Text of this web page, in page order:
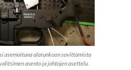
asemoituna alarunkoon sovittamista
asento ja johtojen asettelu.